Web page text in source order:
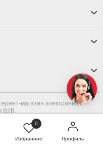
магазин электронных
B2B.
0
Избранное Профиль